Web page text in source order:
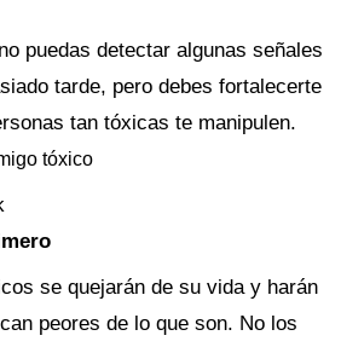
puedas detectar algunas señales
tarde, pero debes fortalecerte
tan tóxicas te manipulen.
tóxico
se quejarán de su vida y harán
peores de lo que son. No los